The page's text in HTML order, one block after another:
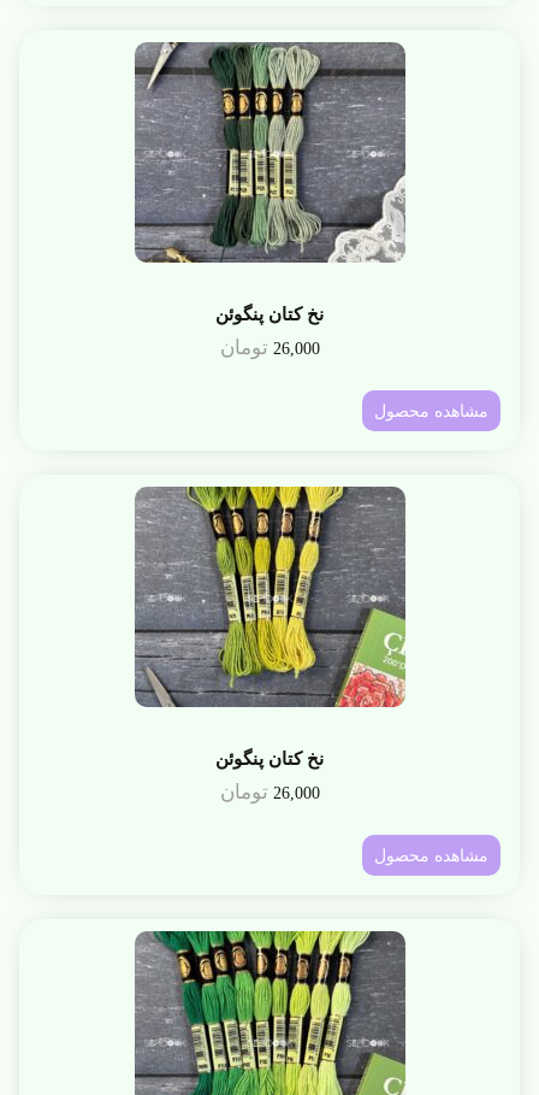
نخ کتان پنگوئن
26,000 تومان
مشاهده محصول
نخ کتان پنگوئن
26,000 تومان
مشاهده محصول